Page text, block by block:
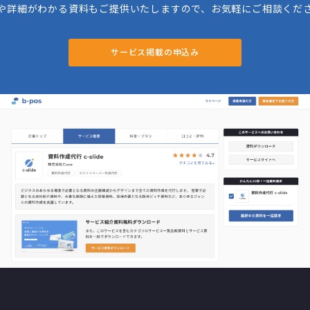
詳細がわかる資料もご提供いたしますので、お気軽にご相談くだ
サービス掲載の申込み